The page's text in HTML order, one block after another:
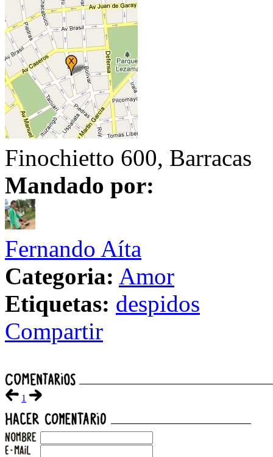
Finochietto 600, Barracas
Mandado por:
Fernando Aíta
Categoria: Amor
Etiquetas: despidos
Compartir
1